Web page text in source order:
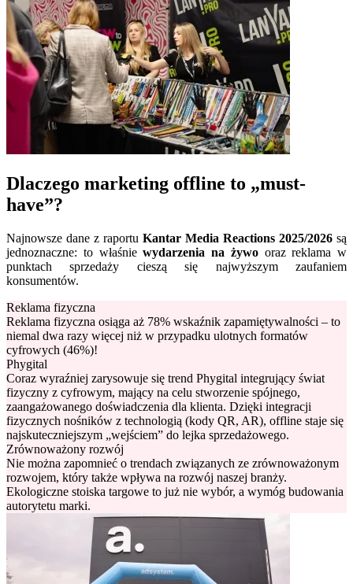
Dlaczego marketing offline to „must-
have”?
Najnowsze dane z raportu Kantar Media Reactions 2025/2026 są
jednoznaczne: to właśniewydarzenia na żywooraz reklama w
punktach sprzedaży cieszą się najwyższym zaufaniem
konsumentów.
Reklama fizyczna
Reklama fizyczna osiąga aż 78% wskaźnik zapamiętywalności – to
niemal dwa razy więcej niż w przypadku ulotnych formatów
cyfrowych (46%)!
Phygital
Coraz wyraźniej zarysowuje się trend Phygital integrujący świat
fizyczny z cyfrowym, mający na celu stworzenie spójnego,
zaangażowanego doświadczenia dla klienta. Dzięki integracji
fizycznych nośników z technologią (kody QR, AR), offline staje się
najskuteczniejszym „wejściem” do lejka sprzedażowego.
Zrównoważony rozwój
Nie można zapomnieć o trendach związanych ze zrównoważonym
rozwojem, który także wpływa na rozwój naszej branży.
Ekologiczne stoiska targowe to już nie wybór, a wymóg budowania
autorytetu marki.